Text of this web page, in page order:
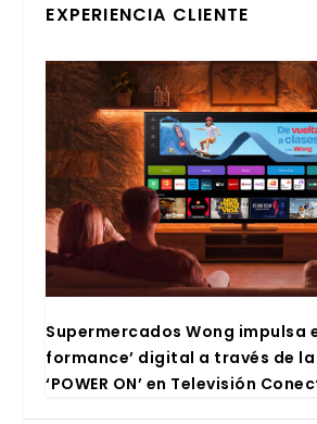
EXPERIENCIA CLIENTE
Super­mer­ca­dos Wong impul­sa
for­man­ce’ digi­tal a tra­vés de
‘POWER ON’ en Tele­vi­sión